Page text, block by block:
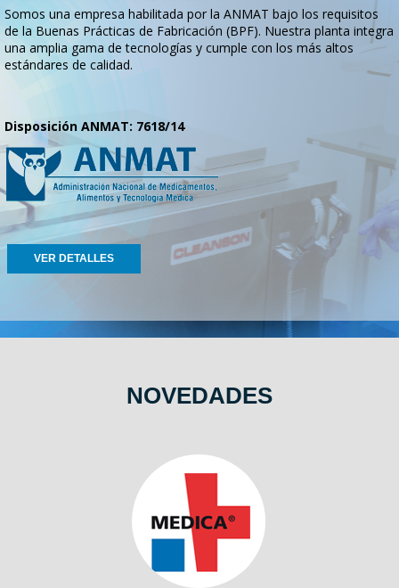
Somos una empresa habilitada por la ANMAT bajo los requisitos
de la Buenas Prácticas de Fabricación (BPF). Nuestra planta integra
una amplia gama de tecnologías y cumple con los más altos
estándares de calidad.
Disposición ANMAT: 7618/14
VER DETALLES
NOVEDADES